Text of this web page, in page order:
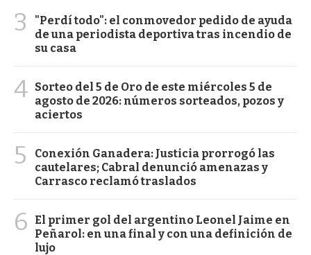
3
"Perdí todo": el conmovedor pedido de ayuda
de una periodista deportiva tras incendio de
su casa
4 Sorteo del 5 de Oro de este miércoles 5 de
agosto de 2026: números sorteados, pozos y
aciertos
5
Conexión Ganadera: Justicia prorrogó las
cautelares; Cabral denunció amenazas y
Carrasco reclamó traslados
6
El primer gol del argentino Leonel Jaime en
Peñarol: en una final y con una definición de
lujo